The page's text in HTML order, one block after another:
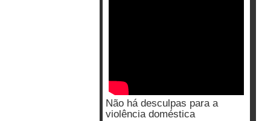
Não há desculpas para a
violência doméstica